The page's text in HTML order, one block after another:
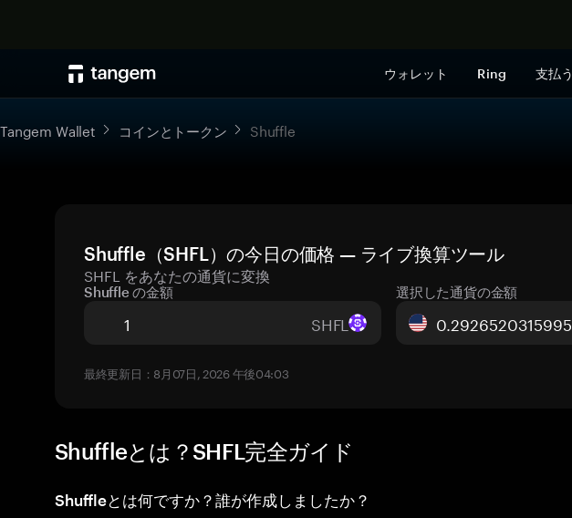
ウォレット Ring 支払う
Tangem Wallet コインとトークン Shuffle
Shuffle（SHFL）の今日の価格 — ライブ換算ツール
SHFL をあなたの通貨に変換
Shuffle の金額
SHFL
選択した通貨の金額
最終更新日：8月07日, 2026 午後04:03
Shuffleとは？SHFL完全ガイド
Shuffleとは何ですか？誰が作成しましたか？